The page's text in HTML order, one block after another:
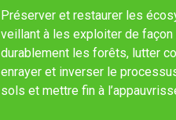
Préserver et restaurer les
veillant à les exploiter de façon
durablement les forêts, lutter
enrayer et inverser le
sols et mettre fin à